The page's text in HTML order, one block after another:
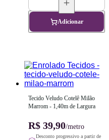
Adicionar
Tecido Veludo Cotelê Milão
Marrom - 1,40m de Largura
R$ 39,90/metro
Desconto progressivo a partir de